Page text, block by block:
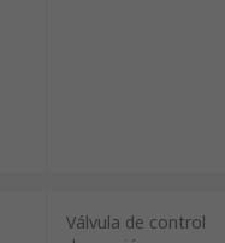
Válvula de control